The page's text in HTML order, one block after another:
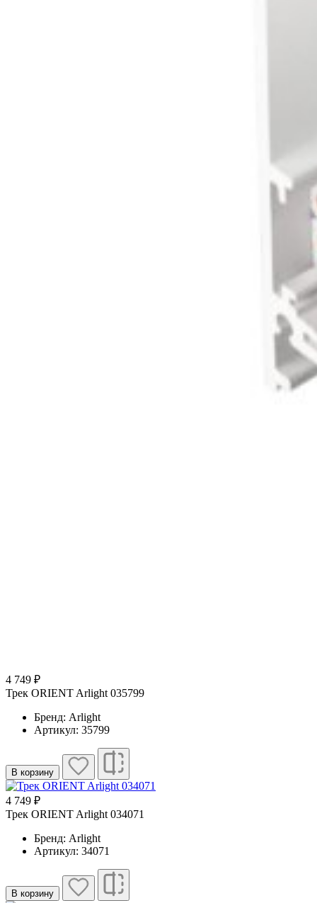
4 749 ₽
Трек ORIENT Arlight 035799
Бренд: Arlight
Артикул: 35799
В корзину
4 749 ₽
Трек ORIENT Arlight 034071
Бренд: Arlight
Артикул: 34071
В корзину